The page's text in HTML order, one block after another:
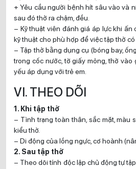
+ Yêu cầu người bệnh hít sâu vào và
sau đó thở ra chậm, đều.
– Kỹ thuật viên đánh giá áp lực khi ấn
kỹ thuật cho phù hợp để việc tập thở
– Tập thở bằng dụng cụ (bóng bay,
trong cốc nước, tờ giấy mỏng, thở vào
yếu áp dụng với trẻ em.
VI. THEO DÕI
1. Khi tập thở
– Tình trạng toàn thân, sắc mặt, màu
kiểu thở.
– Di động của lồng ngực, cơ hoành
2. Sau tập thở
– Theo dõi tính độc lập chủ động tự